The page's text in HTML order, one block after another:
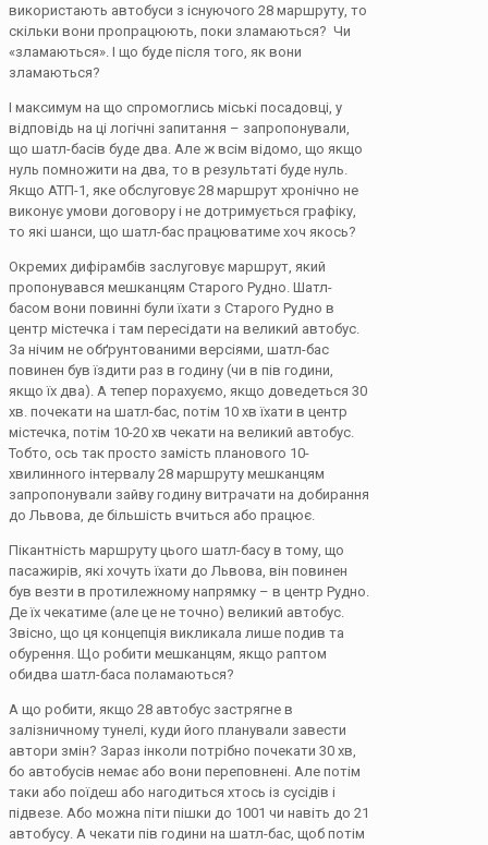
використають автобуси з існуючого 28 маршруту, то
скільки вони пропрацюють, поки зламаються? Чи
«зламаються». І що буде після того, як вони
зламаються?
І максимум на що спромоглись міські посадовці, у
відповідь на ці логічні запитання – запропонували,
що шатл-басів буде два. Але ж всім відомо, що якщо
нуль помножити на два, то в результаті буде нуль.
Якщо АТП-1, яке обслуговує 28 маршрут хронічно не
виконує умови договору і не дотримується графіку,
то які шанси, що шатл-бас працюватиме хоч якось?
Окремих дифірамбів заслуговує маршрут, який
пропонувався мешканцям Старого Рудно. Шатл-
басом вони повинні були їхати з Старого Рудно в
центр містечка і там пересідати на великий автобус.
За нічим не обґрунтованими версіями, шатл-бас
повинен був їздити раз в годину (чи в пів години,
якщо їх два). А тепер порахуємо, якщо доведеться 30
хв. почекати на шатл-бас, потім 10 хв їхати в центр
містечка, потім 10-20 хв чекати на великий автобус.
Тобто, ось так просто замість планового 10-
хвилинного інтервалу 28 маршруту мешканцям
запропонували зайву годину витрачати на добирання
до Львова, де більшість вчиться або працює.
Пікантність маршруту цього шатл-басу в тому, що
пасажирів, які хочуть їхати до Львова, він повинен
був везти в протилежному напрямку – в центр Рудно.
Де їх чекатиме (але це не точно) великий автобус.
Звісно, що ця концепція викликала лише подив та
обурення. Що робити мешканцям, якщо раптом
обидва шатл-баса поламаються?
А що робити, якщо 28 автобус застрягне в
залізничному тунелі, куди його планували завести
автори змін? Зараз інколи потрібно почекати 30 хв,
бо автобусів немає або вони переповнені. Але потім
таки або поїдеш або нагодиться хтось із сусідів і
підвезе. Або можна піти пішки до 1001 чи навіть до 21
автобусу. А чекати пів години на шатл-бас, щоб потім